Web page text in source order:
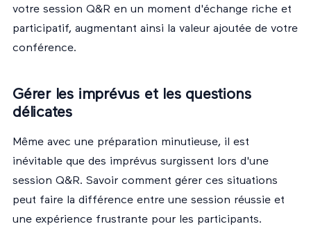
votre session Q&R en un moment d'échange riche et
participatif, augmentant ainsi la valeur ajoutée de votre
conférence.
Gérer les imprévus et les questions
délicates
Même avec une préparation minutieuse, il est
inévitable que des imprévus surgissent lors d'une
session Q&R. Savoir comment gérer ces situations
peut faire la différence entre une session réussie et
une expérience frustrante pour les participants.